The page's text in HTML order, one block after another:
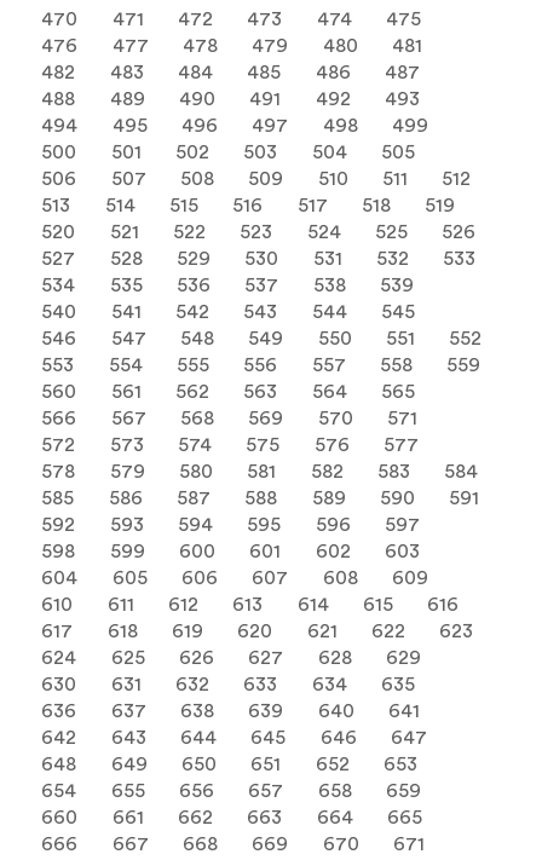
470
471 472 473 474
475
476
477 478 479 480
481
482
483 484 485 486
487
488
489 490 491 492
493
494
495 496 497 498
499
500
501 502 503 504
505
506
507 508 509 510 511
512
513
514 515 516 517 518
519
520
521 522 523 524 525
526
527
528 529 530 531 532
533
534
535 536 537 538
539
540
541 542 543 544
545
546
547 548 549 550 551
552
553
554 555 556 557 558
559
560
561 562 563 564
565
566
567 568 569 570
571
572
573 574 575 576
577
578
579 580 581 582 583
584
585
586 587 588 589 590
591
592
593 594 595 596
597
598
599 600 601 602
603
604
605 606 607 608
609
610
611 612 613 614 615
616
617
618 619 620 621 622
623
624
625 626 627 628
629
630
631 632 633 634
635
636
637 638 639 640
641
642
643 644 645 646
647
648
649 650 651 652
653
654
655 656 657 658
659
660
661 662 663 664
665
666
667 668 669 670
671